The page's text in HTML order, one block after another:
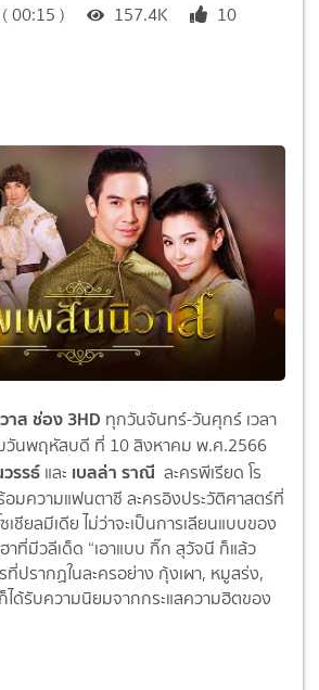
00:15 ) 157.4K 10
าส ช่อง 3HD ทุกวันจันทร์-วันศุกร์ เวลา
วันพฤหัสบดี ที่ 10 สิงหาคม พ.ศ.2566
รรธ์ และ เบลล่า ราณี ละครพีเรียด โร
มความแฟนตาซี ละครอิงประวัติศาสตร์ที่
เชียลมีเดีย ไม่ว่าจะเป็นการเลียนแบบของ
ที่มีวลีเด็ด “เอาแบบ กิ๊ก สุวัจนี ก็แล้ว
ที่ปรากฏในละครอย่าง กุ้งเผา, หมูสร่ง,
ได้รับความนิยมจากกระแสความฮิตของ